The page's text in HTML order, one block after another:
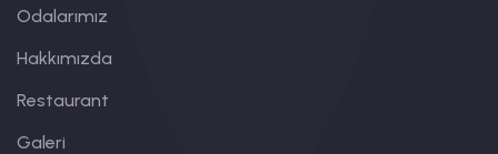
Odalarımız
Hakkımızda
Restaurant
Galeri